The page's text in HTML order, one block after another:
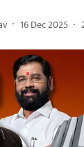
16 Dec 2025